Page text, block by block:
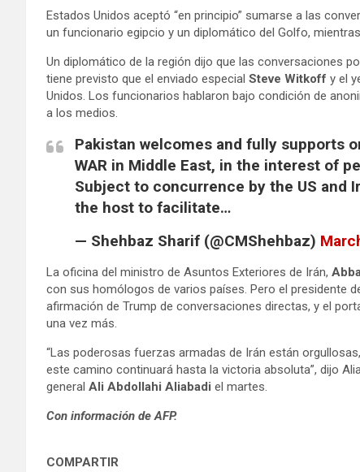
Estados Unidos aceptó “en principio” sumarse a las
un funcionario egipcio y un diplomático del Golfo,
Un diplomático de la región dijo que las conversaciones
tiene previsto que el enviado especial Steve Witkoff y el
Unidos. Los funcionarios hablaron bajo condición de
a los medios.
Pakistan welcomes and fully supports
WAR in Middle East, in the interest of
Subject to concurrence by the US and
the host to facilitate…
— Shehbaz Sharif (@CMShehbaz)
La oficina del ministro de Asuntos Exteriores de Irán,
con sus homólogos de varios países. Pero el presidente
afirmación de Trump de conversaciones directas, y el
una vez más.
“Las poderosas fuerzas armadas de Irán están
este camino continuará hasta la victoria absoluta”, dijo
general Ali Abdollahi Aliabadi el martes.
Con información de AFP.
COMPARTIR